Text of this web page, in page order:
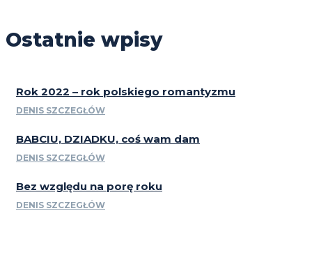
Ostatnie wpisy
Rok 2022 – rok polskiego romantyzmu
DENIS SZCZEGŁÓW
BABCIU, DZIADKU, coś wam dam
DENIS SZCZEGŁÓW
Bez względu na porę roku
DENIS SZCZEGŁÓW